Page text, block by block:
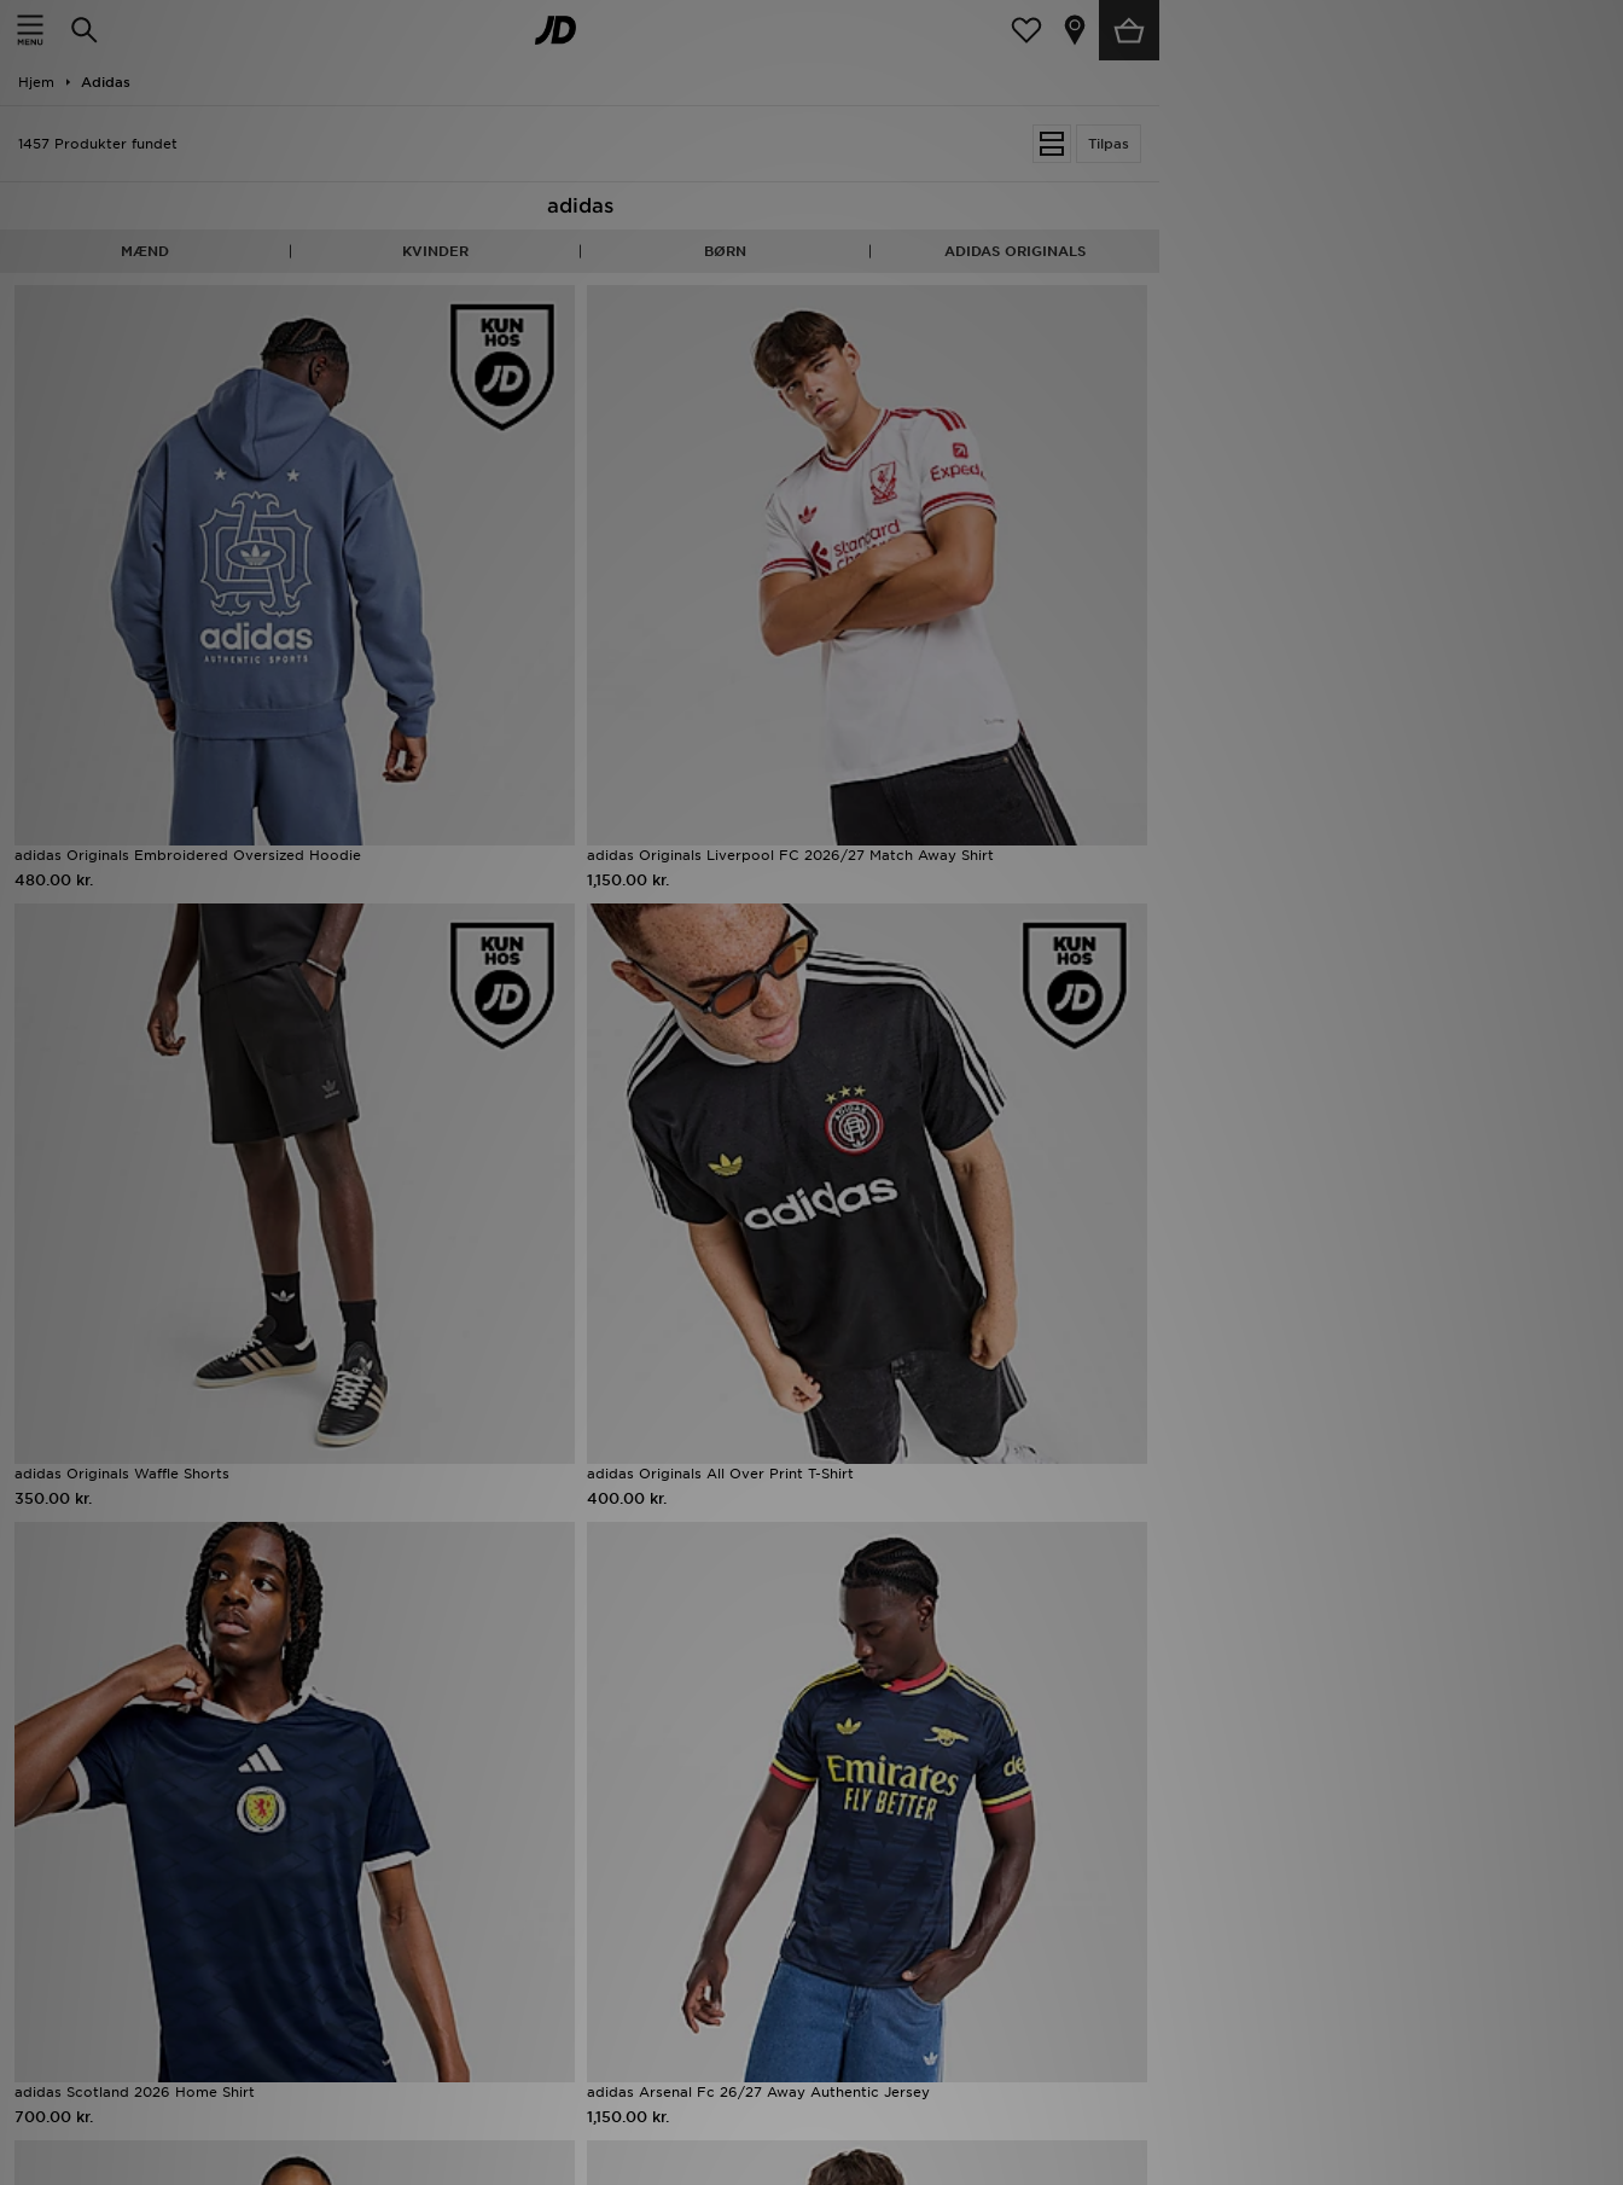
Hjem Adidas
Tilpas
1457 Produkter fundet
adidas
MÆND KVINDER BØRN ADIDAS ORIGINALS
adidas Originals Embroidered Oversized Hoodie
480.00 kr.
adidas Originals Liverpool FC 2026/27 Match Away Shirt
1,150.00 kr.
adidas Originals Waffle Shorts
350.00 kr.
adidas Originals All Over Print T-Shirt
400.00 kr.
adidas Scotland 2026 Home Shirt
700.00 kr.
adidas Arsenal Fc 26/27 Away Authentic Jersey
1,150.00 kr.
Hjem
Udsalg
Nyheder
Download JD app'en